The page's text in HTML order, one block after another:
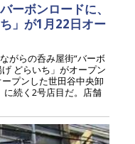
ーボンロードに、
」が1月22日オー
がらの呑み屋街“バーボ
どらいち」がオープン
プンした世田谷中央卸
続く2号店目だ。店舗